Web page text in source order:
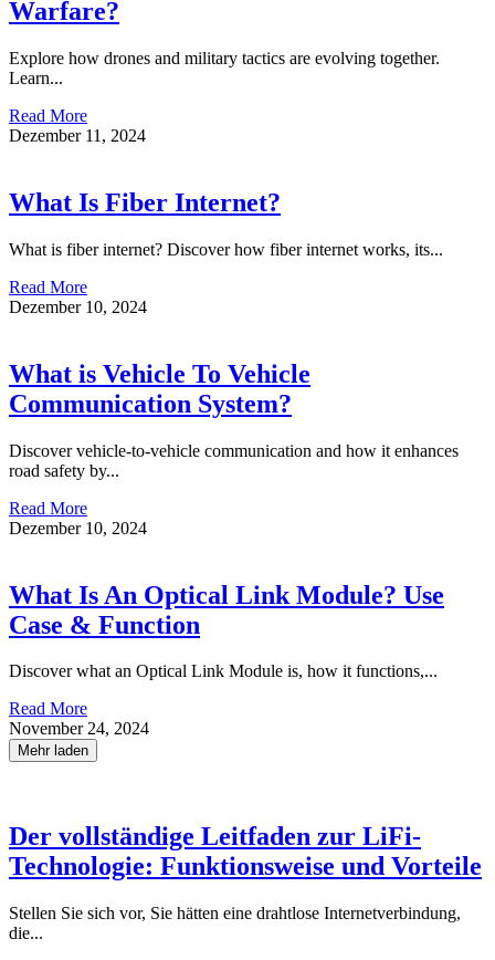
Warfare?
Explore how drones and military tactics are evolving together.
Learn...
Read More
Dezember 11, 2024
What Is Fiber Internet?
What is fiber internet? Discover how fiber internet works, its...
Read More
Dezember 10, 2024
What is Vehicle To Vehicle
Communication System?
Discover vehicle-to-vehicle communication and how it enhances
road safety by...
Read More
Dezember 10, 2024
What Is An Optical Link Module? Use
Case & Function
Discover what an Optical Link Module is, how it functions,...
Read More
November 24, 2024
Mehr laden
Der vollständige Leitfaden zur LiFi-
Technologie: Funktionsweise und Vorteile
Stellen Sie sich vor, Sie hätten eine drahtlose Internetverbindung,
die...